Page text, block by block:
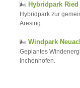
🌬️ Hybridpark Ried
Hybridpark zur
Aresing.
🌬️ Windpark
Geplantes
Inchenhofen.